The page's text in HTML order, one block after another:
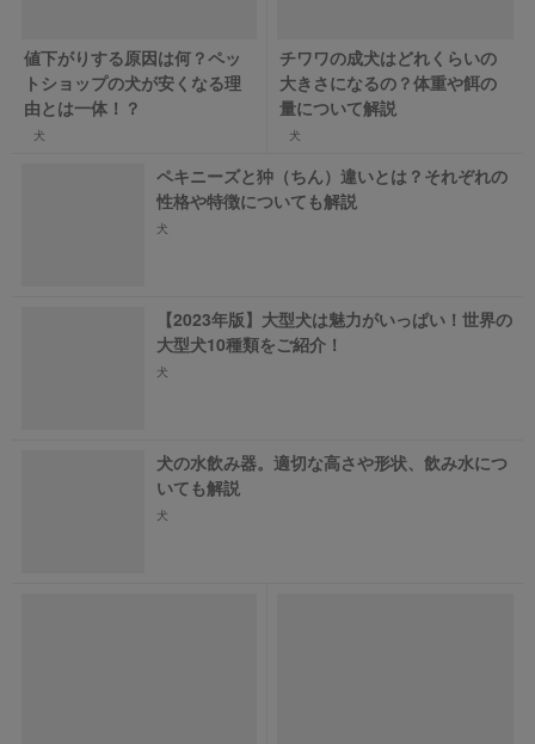
値下がりする原因は何？ペッ
トショップの犬が安くなる理
由とは一体！？
犬
チワワの成犬はどれくらいの
大きさになるの？体重や餌の
量について解説
犬
ペキニーズと狆（ちん）違いとは？それぞれの
性格や特徴についても解説
犬
【2023年版】大型犬は魅力がいっぱい！世界の
大型犬10種類をご紹介！
犬
犬の水飲み器。適切な高さや形状、飲み水につ
いても解説
犬